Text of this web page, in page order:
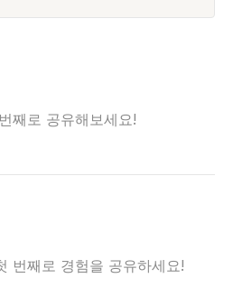
째로 공유해보세요!
번째로 경험을 공유하세요!